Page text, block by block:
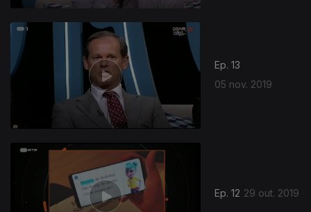
Ep. 13
05 nov. 2019
Ep. 12 29 out. 2019